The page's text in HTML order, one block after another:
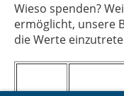
Wieso spenden?
ermöglicht, unsere
die Werte